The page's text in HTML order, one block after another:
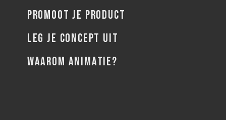
PROMOOT JE PRODUCT
LEG JE CONCEPT UIT
WAAROM ANIMATIE?